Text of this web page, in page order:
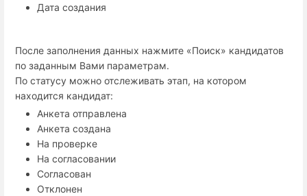
Дата создания
После заполнения данных нажмите «Поиск» кандидатов
по заданным Вами параметрам.
По статусу можно отслеживать этап, на котором
находится кандидат:
Анкета отправлена
Анкета создана
На проверке
На согласовании
Согласован
Отклонен